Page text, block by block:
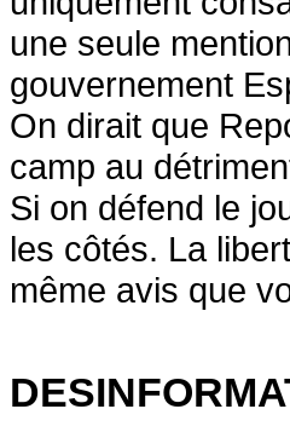
une seule
gouvernement
On dirait que
camp au
Si on défend le
les côtés. La
même avis que